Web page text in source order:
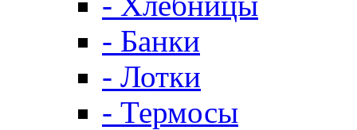
- Банки
- Лотки
- Термосы